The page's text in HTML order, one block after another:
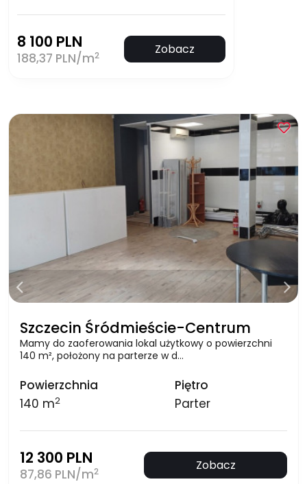
8 100 PLN
188,37 PLN/m2 Zobacz
Szczecin Śródmieście-Centrum
Mamy do zaoferowania lokal użytkowy o powierzchni
140 m², położony na parterze w d…
Powierzchnia
140 m2
Piętro
Parter
12 300 PLN
87,86 PLN/m2 Zobacz